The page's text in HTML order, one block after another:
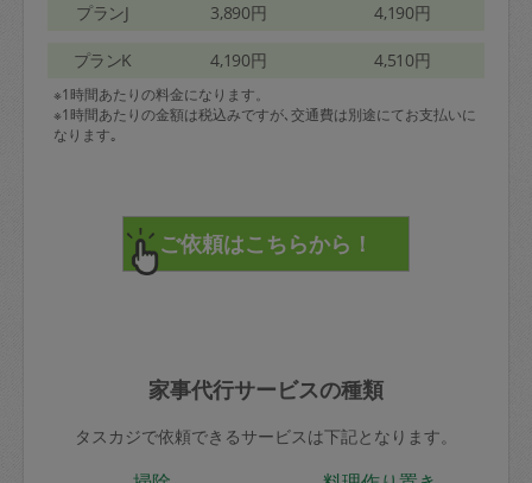
プランJ 3,890円 4,190円
プランK 4,190円 4,510円
※1時間あたりの料金になります。
※1時間あたりの金額は税込みですが､交通費は別途にてお支払いに
なります｡
家事代行サービスの種類
タスカジで依頼できるサービスは下記となります。